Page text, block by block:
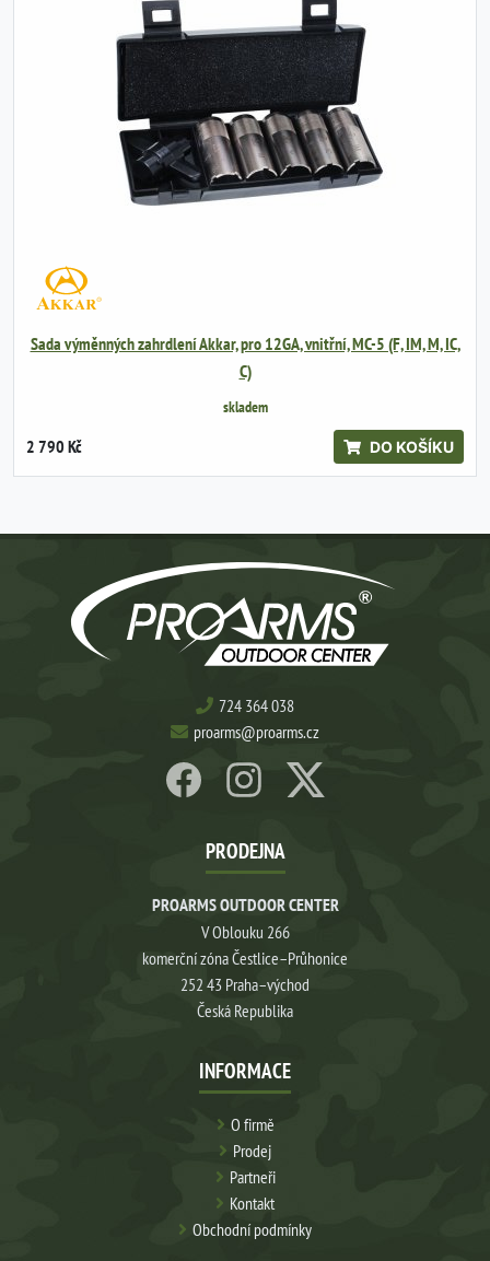
Sada výměnných zahrdlení Akkar, pro 12GA, vnitřní, MC-5 (F, IM, M, IC,
C)
skladem
2 790 Kč DO KOŠÍKU
724 364 038
proarms@proarms.cz
PRODEJNA
PROARMS OUTDOOR CENTER
V Oblouku 266
komerční zóna Čestlice–Průhonice
252 43 Praha–východ
Česká Republika
INFORMACE
O firmě
Prodej
Partneři
Kontakt
Obchodní podmínky